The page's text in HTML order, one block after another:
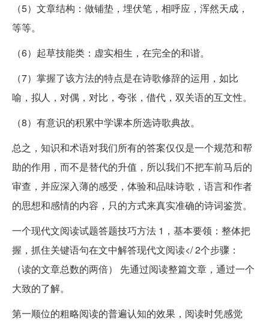
（5）文章结构：做铺垫，埋伏笔，相呼应，浑然天成，
等等。
（6）起草技能类：虚实相生，在完全的和谐。
（7）掌握了该方法的特点是在诗歌修辞的运用，如比
喻，拟人，对偶，对比，夸张，借代，双关语的互文性。
（8）有意识的积累中学课本所选诗歌典故。
总之，知识和术语对我们所有的答案仅仅是一个规范和帮
助的作用，而不是替代的升值，所以我们不把车前马后的
审查，并应深入薄的感受，体验和品味诗歌，语言和作者
的思想和感情的内容，只的方式来真实准确的诗词鉴赏。
一个现代文阅读试题答题技巧方法 1，基本要领：整体把
握，抓住关键语句在文中解答现代文阅读</ 2个步骤：
（读的文章总数的两倍） 先通过阅读整篇文章，通过一个
大致的了解。
第一顺位的粗略阅读的普遍认知的效果，阅读时凭感觉